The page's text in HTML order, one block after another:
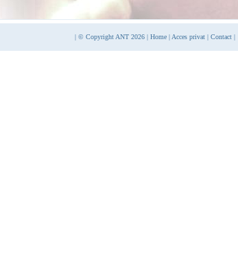
| © Copyright ANT 2026 | Home | Acces privat | Contact |